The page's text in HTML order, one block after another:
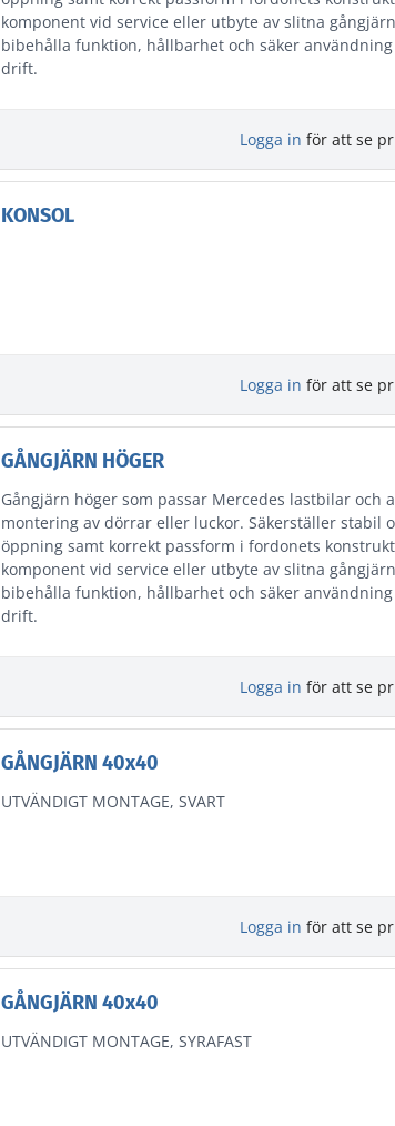
komponent vid service eller utbyte av slitna
bibehålla funktion, hållbarhet och säker
drift.
Logga in för att se
KONSOL
Logga in för att se
GÅNGJÄRN HÖGER
Gångjärn höger som passar Mercedes lastbilar och
montering av dörrar eller luckor. Säkerställer stabil
öppning samt korrekt passform i fordonets
komponent vid service eller utbyte av slitna
bibehålla funktion, hållbarhet och säker
drift.
Logga in för att se
GÅNGJÄRN 40x40
UTVÄNDIGT MONTAGE, SVART
Logga in för att se
GÅNGJÄRN 40x40
UTVÄNDIGT MONTAGE, SYRAFAST